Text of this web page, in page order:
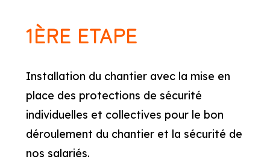
1ÈRE ETAPE
Installation du chantier avec la mise en
place des protections de sécurité
individuelles et collectives pour le bon
déroulement du chantier et la sécurité de
nos salariés.